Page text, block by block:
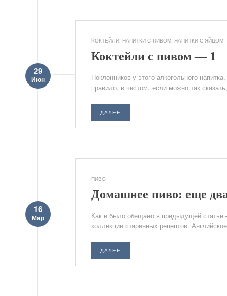
KОКТЕЙЛИ, НАПИТКИ С ПИВОМ, НАПИТКИ С ЯЙЦОМ
Коктейли с пивом — 1
29
Июн
Поклонников у этого алкогольного
правило, в чистом, если можно так
- ДАЛЕЕ -
ПИВО
Домашнее пиво: еще
16
Мар
Как и было обещано в предыдущей
коллекции старинных рецептов.
- ДАЛЕЕ -